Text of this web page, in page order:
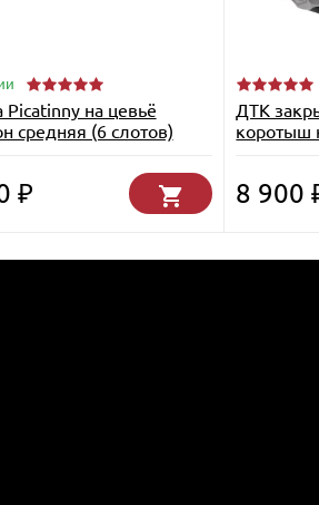
Picatinny на цевьё
средняя (6 слотов)
ДТК
коротыш
8 900